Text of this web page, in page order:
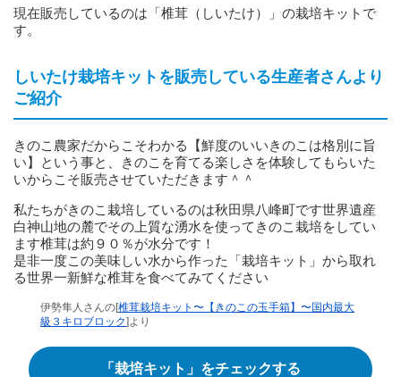
現在販売しているのは「椎茸（しいたけ）」の栽培キットで
す。
しいたけ栽培キットを販売している生産者さんより
ご紹介
きのこ農家だからこそわかる【鮮度のいいきのこは格別に旨
い】という事と、きのこを育てる楽しさを体験してもらいた
いからこそ販売させていただきます＾＾
私たちがきのこ栽培しているのは秋田県八峰町です世界遺産
白神山地の麓でその上質な湧水を使ってきのこ栽培をしてい
ます椎茸は約９０％が水分です！
是非一度この美味しい水から作った「栽培キット」から取れ
る世界一新鮮な椎茸を食べてみてください
伊勢隼人さんの[椎茸栽培キット〜【きのこの玉手箱】〜国内最大
級３キロブロック]より
「栽培キット」をチェックする